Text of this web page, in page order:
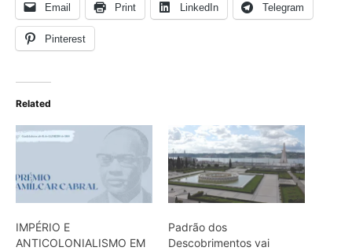
Email Print LinkedIn Telegram
Pinterest
Related
IMPÉRIO E
ANTICOLONIALISMO EM
Padrão dos
Descobrimentos vai